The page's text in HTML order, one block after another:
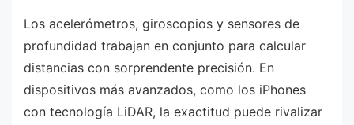
Los acelerómetros, giroscopios y sensores de
profundidad trabajan en conjunto para calcular
distancias con sorprendente precisión. En
dispositivos más avanzados, como los iPhones
con tecnología LiDAR, la exactitud puede rivalizar